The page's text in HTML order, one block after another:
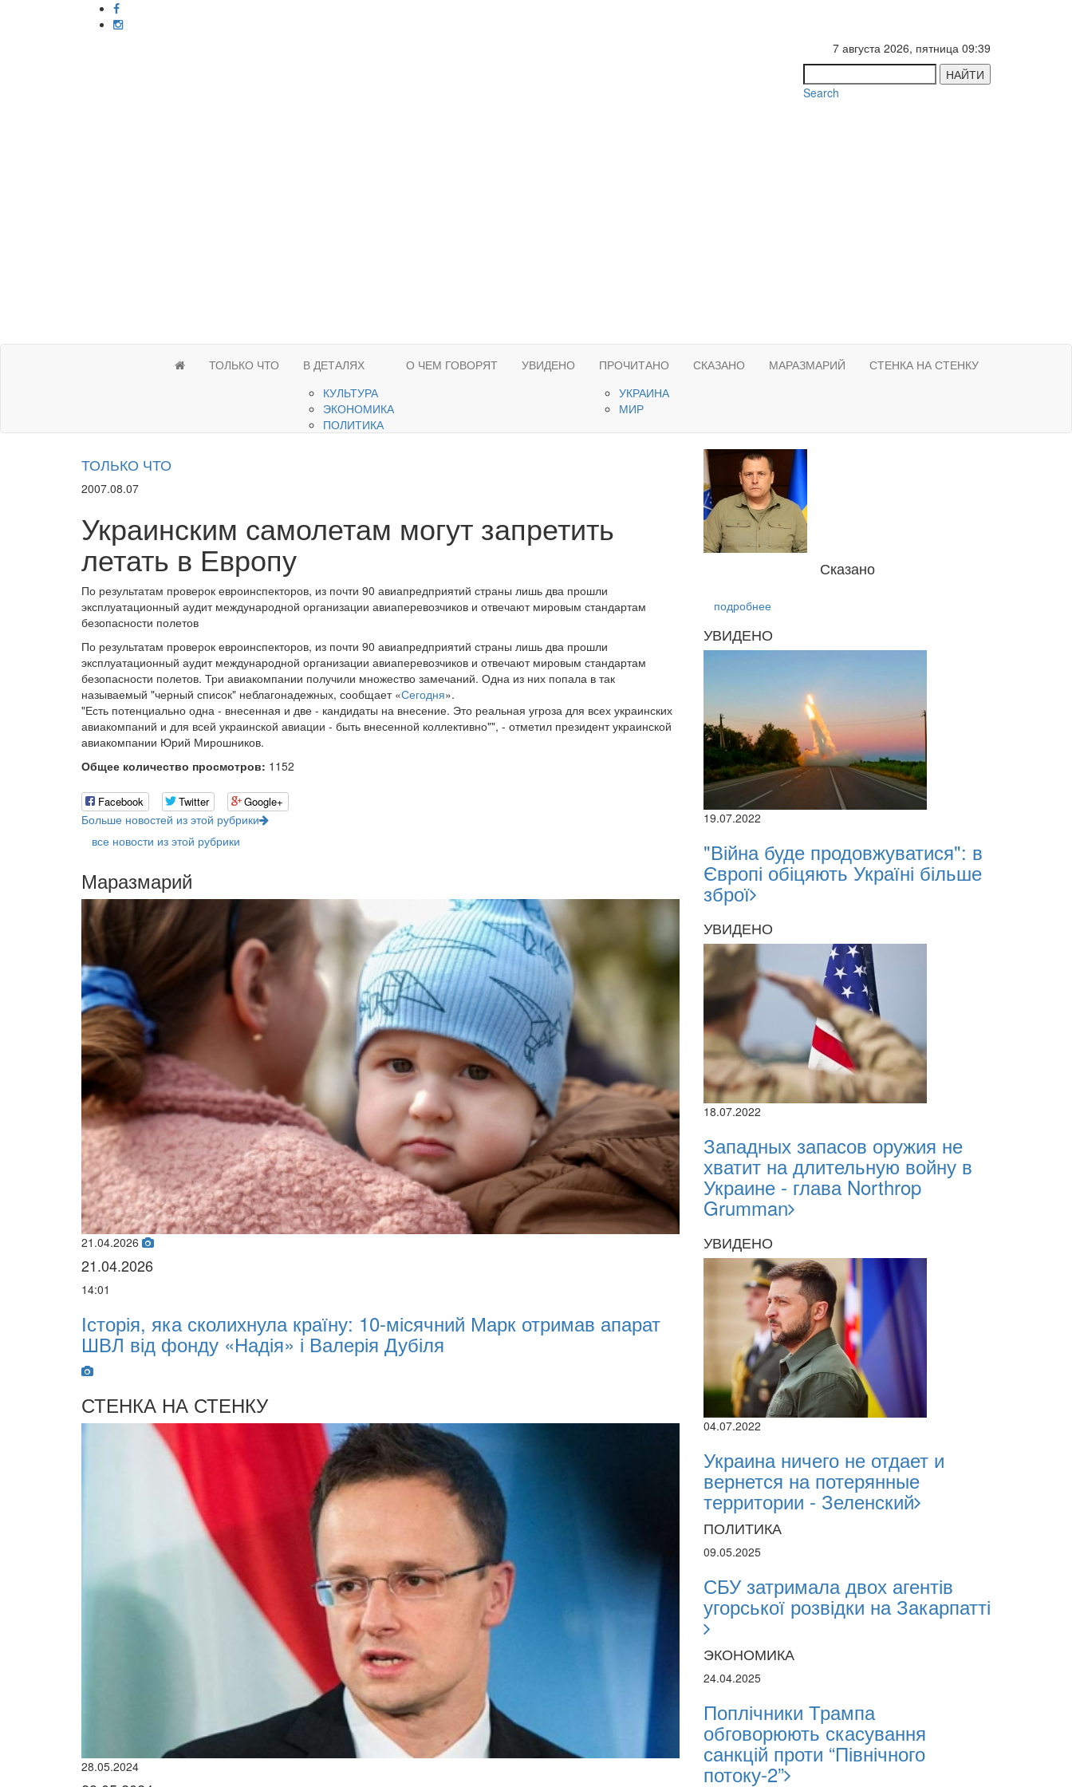
7 августа 2026, пятница 09:39
НАЙТИ
Search
ТОЛЬКО ЧТО
В ДЕТАЛЯХ
КУЛЬТУРА
ЭКОНОМИКА
ПОЛИТИКА
О ЧЕМ ГОВОРЯТ УВИДЕНО
ПРОЧИТАНО
УКРАИНА
МИР
СКАЗАНО МАРАЗМАРИЙ СТЕНКА НА СТЕНКУ
ТОЛЬКО ЧТО
2007.08.07
Украинским самолетам могут запретить
летать в Европу
По результатам проверок евроинспекторов, из почти 90 авиапредприятий страны лишь два прошли
эксплуатационный аудит международной организации авиаперевозчиков и отвечают мировым стандартам
безопасности полетов
По результатам проверок евроинспекторов, из почти 90 авиапредприятий страны лишь два прошли
эксплуатационный аудит международной организации авиаперевозчиков и отвечают мировым стандартам
безопасности полетов. Три авиакомпании получили множество замечаний. Одна из них попала в так
называемый "черный список" неблагонадежных, сообщает «Сегодня».
"Есть потенциально одна - внесенная и две - кандидаты на внесение. Это реальная угроза для всех украинских
авиакомпаний и для всей украинской авиации - быть внесенной коллективно"", - отметил президент украинской
авиакомпании Юрий Мирошников.
Общее количество просмотров: 1152
Facebook Twitter Google+
Больше новостей из этой рубрики
все новости из этой рубрики
Маразмарий
21.04.2026
21.04.2026
14:01
Історія, яка сколихнула країну: 10-місячний Марк отримав апарат
ШВЛ від фонду «Надія» і Валерія Дубіля
02.02.2026
02.02.2026
Oleksii Abasov: How Ukrainian Businesses
Investments and Hedge Risks During War
СТЕНКА НА СТЕНКУ
28.05.2024 22.01.2024
Сказано
подробнее
УВИДЕНО
19.07.2022
"Війна буде продовжуватися": в
Європі обіцяють Україні більше
зброї
УВИДЕНО
18.07.2022
Западных запасов оружия не
хватит на длительную войну в
Украине - глава Northrop
Grumman
УВИДЕНО
04.07.2022
Украина ничего не отдает и
вернется на потерянные
территории - Зеленский
ПОЛИТИКА
09.05.2025
СБУ затримала двох агентів
угорської розвідки на Закарпатті
ЭКОНОМИКА
24.04.2025
Поплічники Трампа
обговорюють скасування
санкцій проти “Північного
потоку-2”